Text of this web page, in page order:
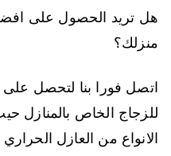
هل تريد الحصول على
منزلك؟
اتصل فورا بنا لتحصل
للزجاج الخاص بالمنازل
الانواع من العازل